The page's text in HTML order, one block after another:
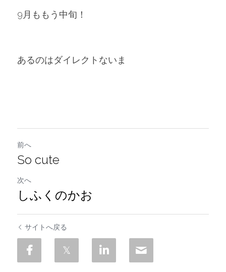
9月ももう中旬！
あるのはダイレクトないま
前へ
So cute
次へ
しふくのかお
サイトへ戻る